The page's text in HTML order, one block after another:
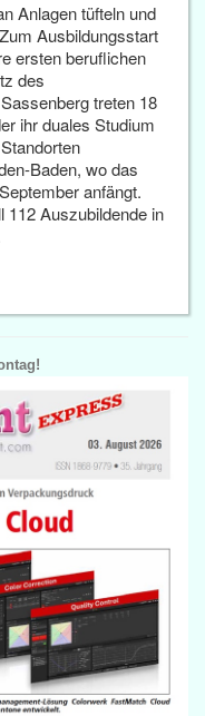
Anlagen tüfteln und
Ausbildungsstart
ersten beruflichen
des
treten 18
ihr duales Studium
Baden, wo das
anfängt.
112 Auszubildende in